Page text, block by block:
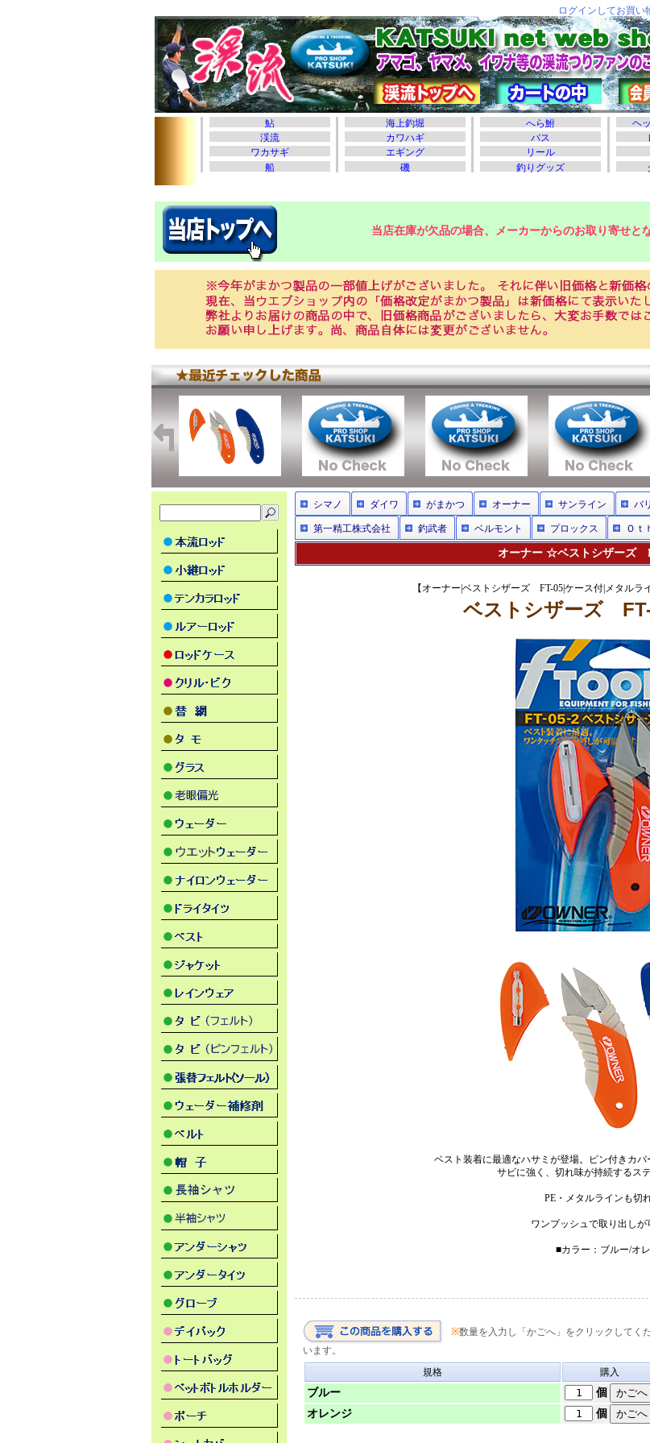
当店在庫が欠品の場合、メーカーからのお取り寄せと
シマノ ダイワ がまかつ オーナー サンライン バ
第一精工株式会社 釣武者 ベルモント プロックス Ｏｔ
オーナー ☆ベストシザーズ
【オーナー|ベストシザーズ FT-05|ケース付|メタルラ
ベストシザーズ
ベスト装着に最適なハサミが登場。ピン付きカバ
サビに強く、切れ味が持続するス
PE・メタルラインも切
ワンプッシュで取り出しが
■カラー：ブルー/オ
※数量を入力し「かごへ」をクリックしてく
います。
規格
購入
ブルー 個
オレンジ
個